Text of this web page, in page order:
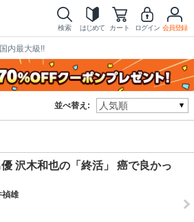
検索 はじめて カート ログイン 会員登録
内最大級!!
並べ替え:
沢木和也の「終活」 癌で良かっ
禎雄